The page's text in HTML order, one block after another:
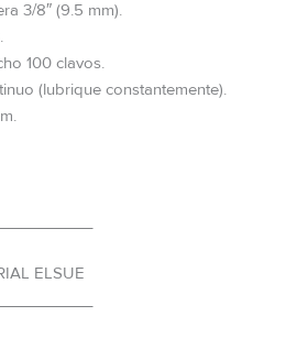
3/8″ (9.5 mm).
100 clavos.
(lubrique constantemente).
ELSUE